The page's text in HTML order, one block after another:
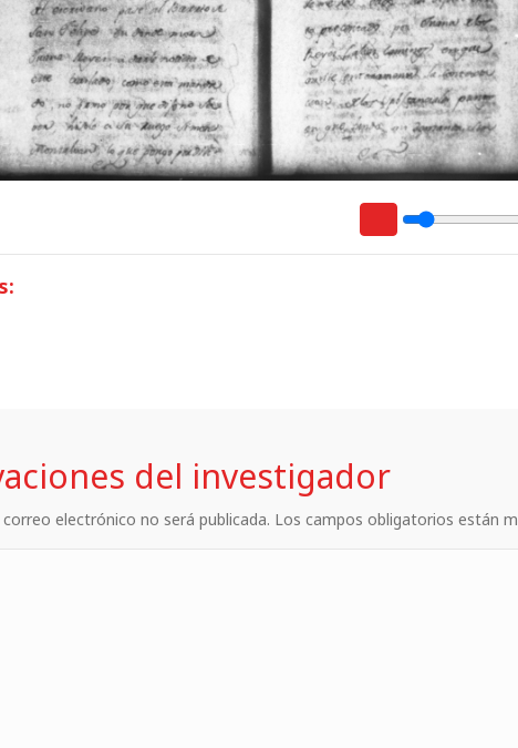
del investigador
correo electrónico no será publicada. Los campos obligatorios están